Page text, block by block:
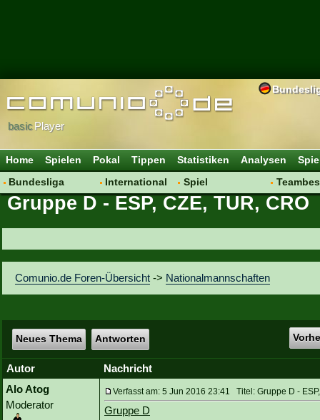
basicPlayer
Home Spielen Pokal Tippen Statistiken Analysen
Bundesliga
Hot News
Vereinsdiskussion
Vereinsfragen
International
Vereine
Spiel
Regeln & Tipps
Gruppe D - ESP, CZE, TUR, CRO
Comunio.de Foren-Übersicht -> Nationalmannschaften
Neues Thema Antworten
Autor
Nachricht
Alo Atog
Moderator
Verfasst am: 5 Jun 2016 23:41 Titel: Gruppe D -
Gruppe D